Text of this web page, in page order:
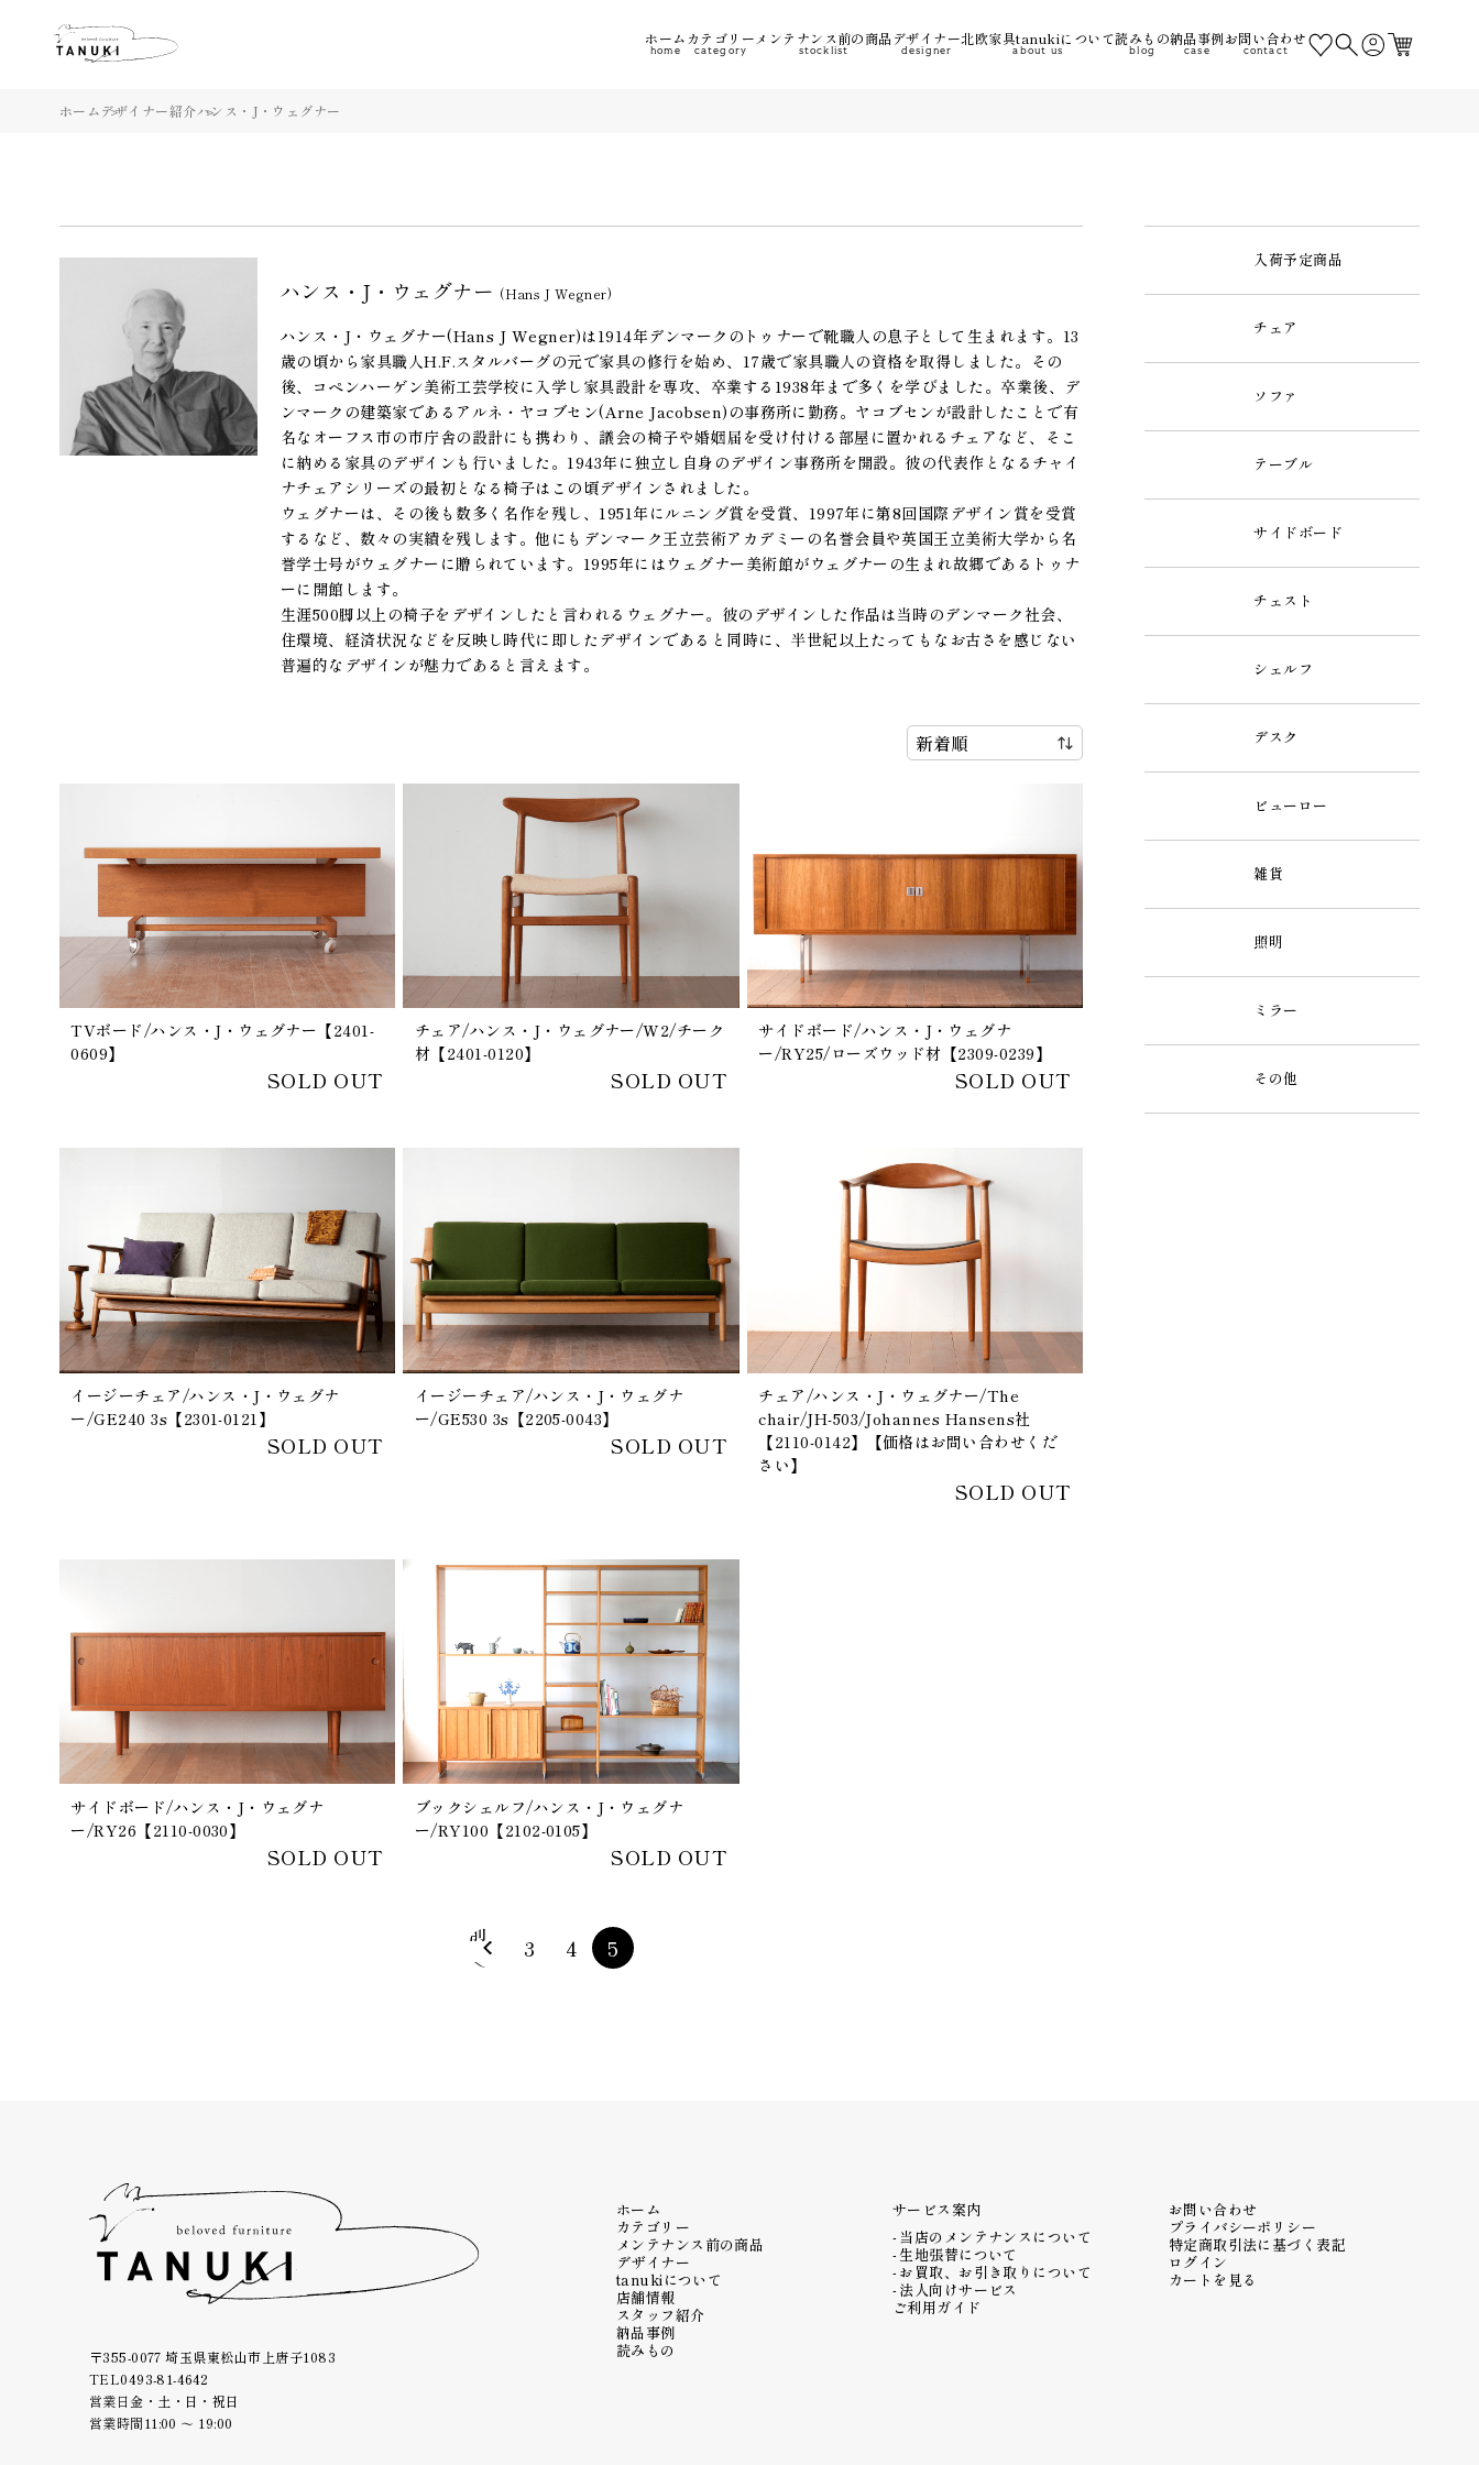
ホーム
home
カテゴリー
category
メンテナンス前の商品
stocklist
デザイナー
designer
北欧家具tanukiについて
about us
読みもの
blog
納品事例
case
お問い合わせ
contact
ホームデザイナー紹介ハンス・J・ウェグナー
ハンス・J・ウェグナー (Hans J Wegner)
ハンス・J・ウェグナー(Hans J Wegner)は1914年デンマークのトゥナーで靴職人の息子として生まれます。13
歳の頃から家具職人H.F.スタルバーグの元で家具の修行を始め、17歳で家具職人の資格を取得しました。その
後、コペンハーゲン美術工芸学校に入学し家具設計を専攻、卒業する1938年まで多くを学びました。卒業後、デ
ンマークの建築家であるアルネ・ヤコブセン(Arne Jacobsen)の事務所に勤務。ヤコブセンが設計したことで有
名なオーフス市の市庁舎の設計にも携わり、議会の椅子や婚姻届を受け付ける部屋に置かれるチェアなど、そこ
に納める家具のデザインも行いました。1943年に独立し自身のデザイン事務所を開設。彼の代表作となるチャイ
ナチェアシリーズの最初となる椅子はこの頃デザインされました。
ウェグナーは、その後も数多く名作を残し、1951年にルニング賞を受賞、1997年に第8回国際デザイン賞を受賞
するなど、数々の実績を残します。他にもデンマーク王立芸術アカデミーの名誉会員や英国王立美術大学から名
誉学士号がウェグナーに贈られています。1995年にはウェグナー美術館がウェグナーの生まれ故郷であるトゥナ
ーに開館します。
生涯500脚以上の椅子をデザインしたと言われるウェグナー。彼のデザインした作品は当時のデンマーク社会、
住環境、経済状況などを反映し時代に即したデザインであると同時に、半世紀以上たってもなお古さを感じない
普遍的なデザインが魅力であると言えます。
TVボード/ハンス・J・ウェグナー【2401-
0609】
SOLD OUT
チェア/ハンス・J・ウェグナー/W2/チーク
材【2401-0120】
SOLD OUT
サイドボード/ハンス・J・ウェグナ
ー/RY25/ローズウッド材【2309-0239】
SOLD OUT
イージーチェア/ハンス・J・ウェグナ
ー/GE240 3s【2301-0121】
SOLD OUT
イージーチェア/ハンス・J・ウェグナ
ー/GE530 3s【2205-0043】
SOLD OUT
チェア/ハンス・J・ウェグナー/The
chair/JH-503/Johannes Hansens社
【2110-0142】【価格はお問い合わせくだ
さい】
SOLD OUT
サイドボード/ハンス・J・ウェグナ
ー/RY26【2110-0030】
SOLD OUT
ブックシェルフ/ハンス・J・ウェグナ
ー/RY100【2102-0105】
SOLD OUT
前
へ
3 4 5
入荷予定商品
チェア
ソファ
テーブル
サイドボード
チェスト
シェルフ
デスク
ビューロー
雑貨
照明
ミラー
その他
ホーム
カテゴリー
メンテナンス前の商品
デザイナー
tanukiについて
店舗情報
スタッフ紹介
納品事例
読みもの
サービス案内
当店のメンテナンスについて
生地張替について
お買取、お引き取りについて
法人向けサービス
ご利用ガイド
お問い合わせ
プライバシーポリシー
特定商取引法に基づく表記
ログイン
カートを見る
〒355-0077 埼玉県東松山市上唐子1083
TEL0493-81-4642
営業日金・土・日・祝日
営業時間11:00 ～ 19:00